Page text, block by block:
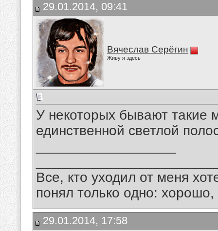
29.01.2014, 09:41
Вячеслав Серёгин
Живу я здесь
У некоторых бывают такие
единственной светлой
Все, кто уходил от меня
понял только одно:
29.01.2014, 17:58